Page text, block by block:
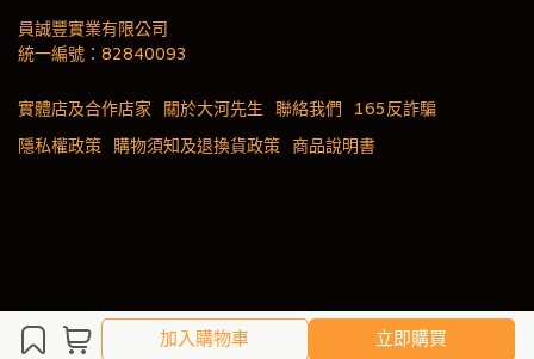
加入購物車
加入購物車 立即購買
員誠豐實業有限公司
統一編號：82840093
實體店及合作店家 關於大河先生 聯絡我們
165反詐騙
隱私權政策 購物須知及退換貨政策 商品說明書